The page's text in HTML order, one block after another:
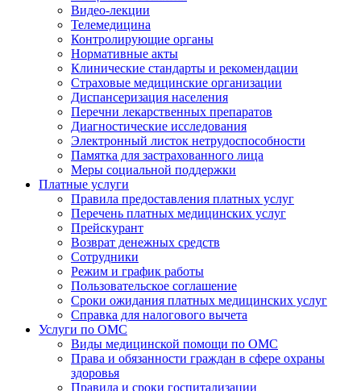
Видео-лекции
Телемедицина
Контролирующие органы
Нормативные акты
Клинические стандарты и рекомендации
Страховые медицинские организации
Диспансеризация населения
Перечни лекарственных препаратов
Диагностические исследования
Электронный листок нетрудоспособности
Памятка для застрахованного лица
Меры социальной поддержки
Платные услуги
Правила предоставления платных услуг
Перечень платных медицинских услуг
Прейскурант
Возврат денежных средств
Сотрудники
Режим и график работы
Пользовательское соглашение
Сроки ожидания платных медицинских услуг
Справка для налогового вычета
Услуги по ОМС
Виды медицинской помощи по ОМС
Права и обязанности граждан в сфере охраны
здоровья
Правила и сроки госпитализации